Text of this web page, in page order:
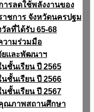
ารลดใช้พลังงานของ
าชการ จังหวัดนครปฐม
วัลที่ได้รับ 65-68
วามร่วมมือ
ยเเละพัฒนาฯ
นชั้นเรียน ปี 2565
นชั้นเรียน ปี 2566
นชั้นเรียน ปี 2567
ณภาพสถานศึกษา